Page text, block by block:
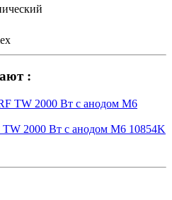
:
TW 2000 Вт с анодом М6 10854K